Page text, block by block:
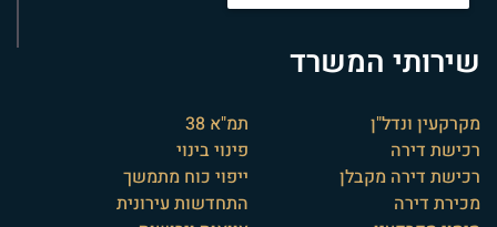
שירותי המשרד
מקרקעין ונדל"ן
רכישת דירה
רכישת דירה מקבלן
מכירת דירה
תמ"א 38
פינוי בינוי
ייפוי כוח מתמשך
התחדשות עירונית